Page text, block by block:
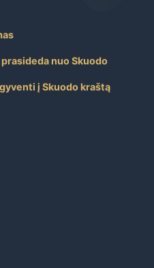
nuo Skuodo
į Skuodo kraštą